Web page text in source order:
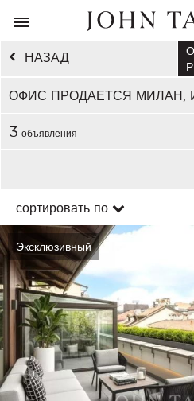
НАЗАД
ОФИС ПРОДАЕТСЯ МИЛАН,
3 объявления
сортировать по
Эксклюзивный